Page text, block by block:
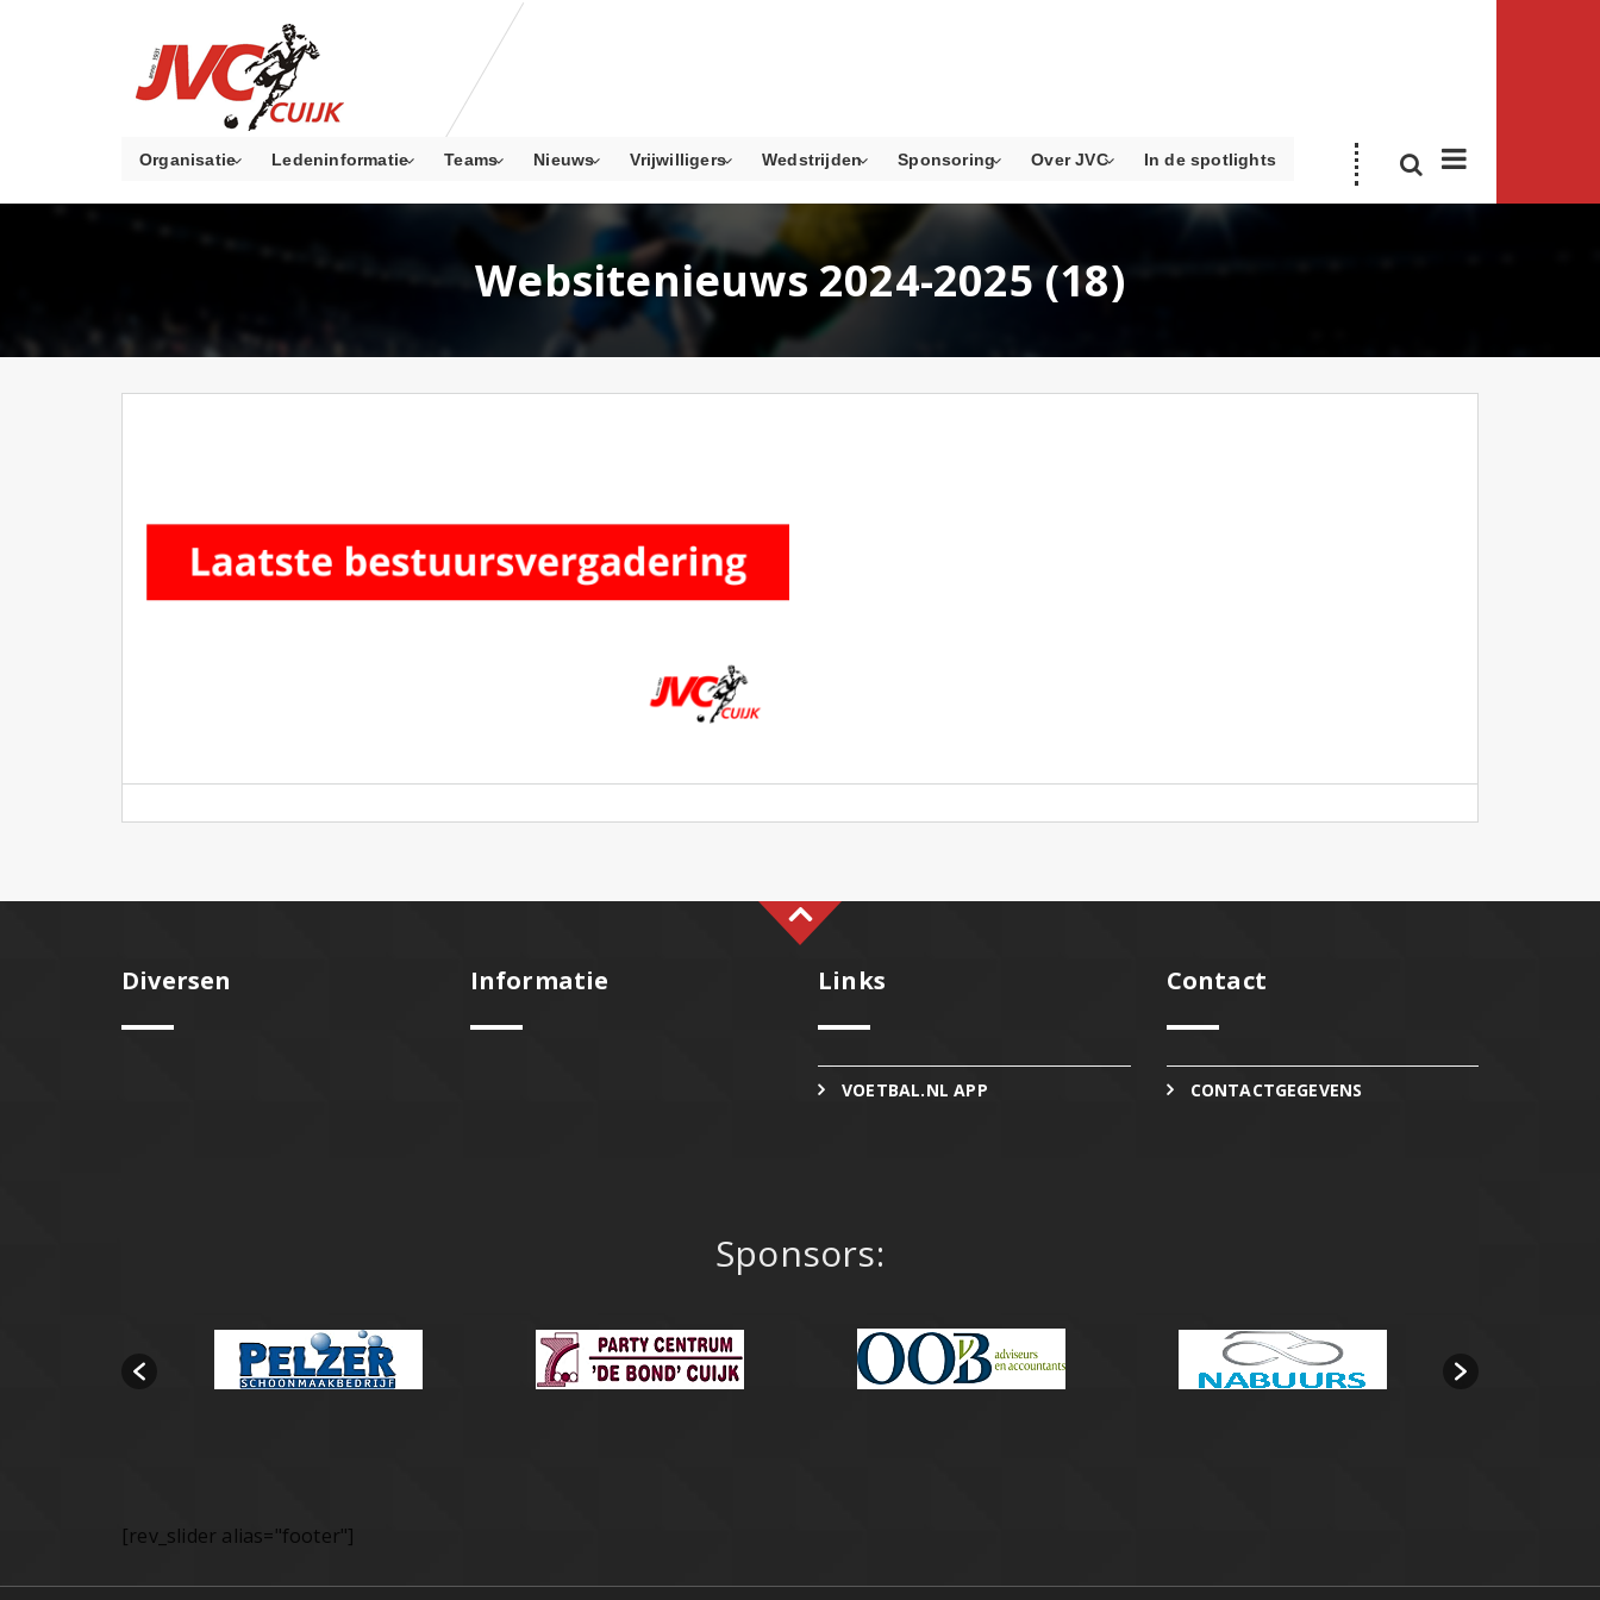
Organisatie Ledeninformatie Teams Nieuws Vrijwilligers Wedstrijden Sponsoring Over JVC In de spotlights
Websitenieuws 2024-2025 (18)
Diversen Informatie Links
VOETBAL.NL APP
Contact
CONTACTGEGEVENS
Sponsors:
[rev_slider alias="footer"]